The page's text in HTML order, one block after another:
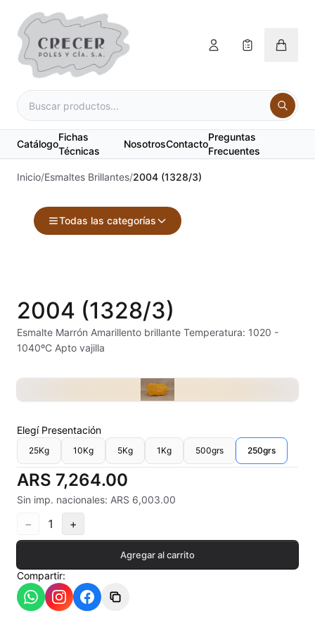
Catálogo
Fichas
Técnicas
NosotrosContacto
Preguntas
Frecuentes
Inicio/Esmaltes Brillantes/2004 (1328/3)
Todas las categorías
Alambre Kanthal
Conos pirometricos Orton
Contramoldes
Crisoles refractarios
Engobes
Esmaltes Artisticos
2004 (1328/3)
Esmalte Marrón Amarillento brillante Temperatura: 1020 -
1040ºC Apto vajilla
Elegí Presentación
25Kg 10Kg 5Kg 1Kg 500grs 250grs
ARS 7,264.00
Sin imp. nacionales: ARS 6,003.00
− 1 +
Agregar al carrito
Compartir: